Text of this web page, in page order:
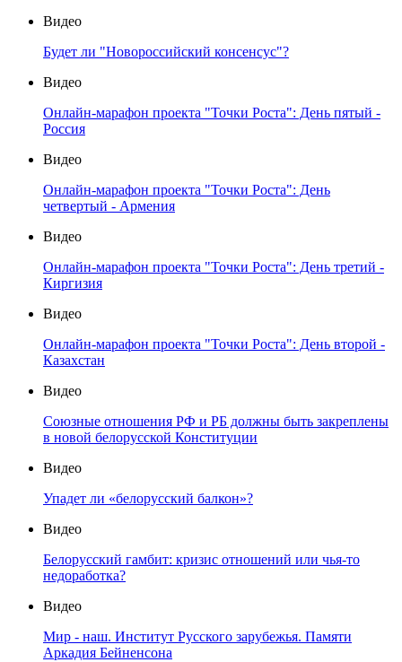
Видео
Будет ли "Новороссийский консенсус"?
Видео
Онлайн-марафон проекта "Точки Роста": День пятый -
Россия
Видео
Онлайн-марафон проекта "Точки Роста": День
четвертый - Армения
Видео
Онлайн-марафон проекта "Точки Роста": День третий -
Киргизия
Видео
Онлайн-марафон проекта "Точки Роста": День второй -
Казахстан
Видео
Союзные отношения РФ и РБ должны быть закреплены
в новой белорусской Конституции
Видео
Упадет ли «белорусский балкон»?
Видео
Белорусский гамбит: кризис отношений или чья-то
недоработка?
Видео
Мир - наш. Институт Русского зарубежья. Памяти
Аркадия Бейненсона